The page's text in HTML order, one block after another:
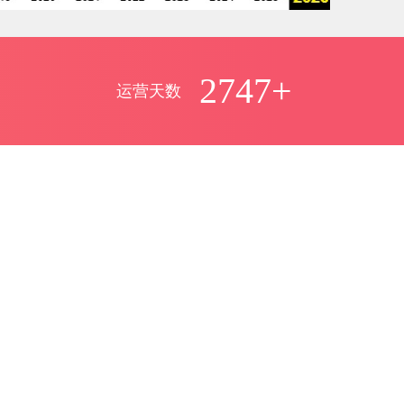
运营天数 2747+